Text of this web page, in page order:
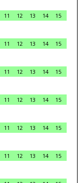
11 12 13 14
15
11 12 13 14
15
11 12 13 14
15
11 12 13 14
15
11 12 13 14
15
11 12 13 14
15